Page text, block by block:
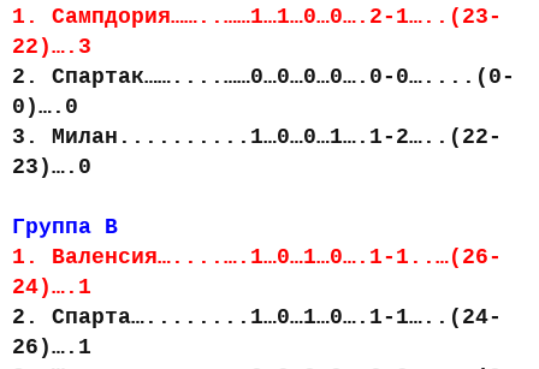
1. Сампдория……..……1…1…0…0….2-1…..(23-
22)….3
2. Спартак……....……0…0…0…0….0-0…....(0-
0)….0
3. Милан..........1…0…0…1….1-2…..(22-
23)….0
Группа В
1. Валенсия…....….1…0…1…0….1-1..…(26-
24)….1
2. Спарта…........1…0…1…0….1-1…..(24-
26)….1